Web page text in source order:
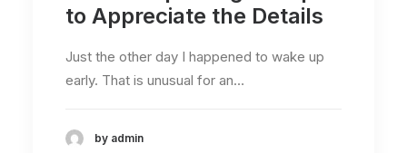
to Appreciate the Details
Just the other day I happened to wake up
early. That is unusual for an…
by admin